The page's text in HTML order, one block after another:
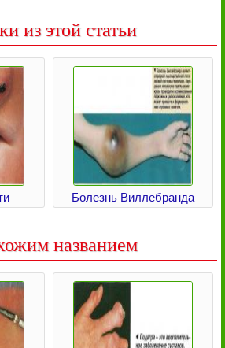
из этой статьи
Болезнь Виллебранда
названием